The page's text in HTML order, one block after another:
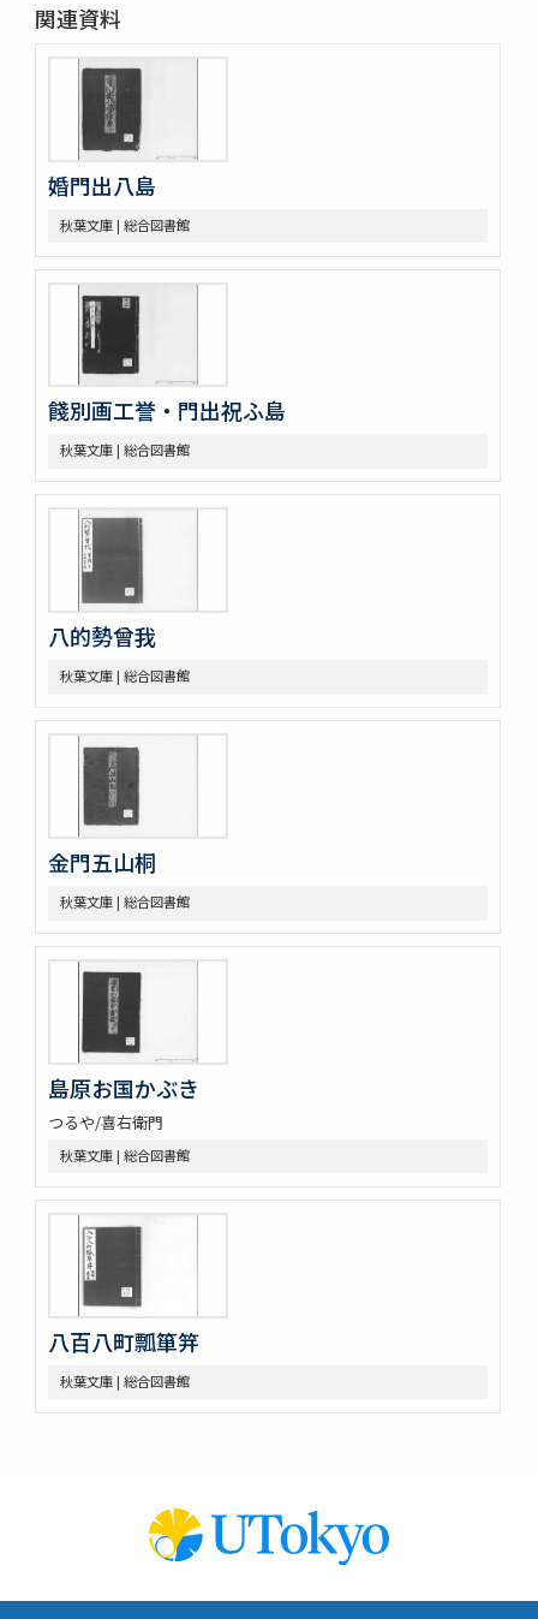
関連資料
婚門出八島
秋葉文庫 | 総合図書館
餞別画工誉・門出祝ふ島
秋葉文庫 | 総合図書館
八的勢曾我
秋葉文庫 | 総合図書館
金門五山桐
秋葉文庫 | 総合図書館
島原お国かぶき
つるや/喜右衛門
秋葉文庫 | 総合図書館
八百八町瓢箪笄
秋葉文庫 | 総合図書館